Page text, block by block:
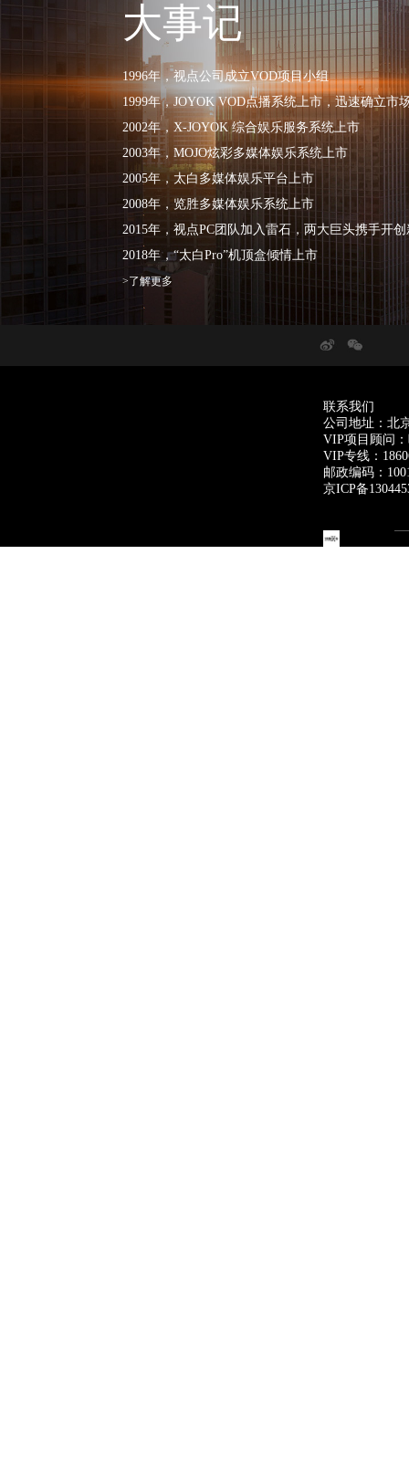
大事记
1996年，视点公司成立VOD项目小组
1999年，JOYOK VOD点播系统上市，迅速确立市
2002年，X-JOYOK 综合娱乐服务系统上市
2003年，MOJO炫彩多媒体娱乐系统上市
2005年，太白多媒体娱乐平台上市
2008年，览胜多媒体娱乐系统上市
2015年，视点PC团队加入雷石，两大巨头携手开
2018年，“太白Pro”机顶盒倾情上市
>了解更多
联系我们
公司地址：北
VIP项目顾问
VIP专线：
邮政编码：
京ICP备